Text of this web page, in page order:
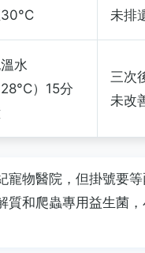
未排
水
28°C）15分
三次
未改
寵物醫院，但掛號要
質和爬蟲專用益生菌